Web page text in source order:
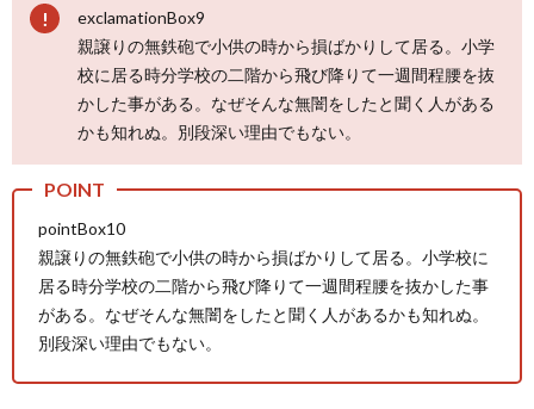
exclamationBox9
親譲りの無鉄砲で小供の時から損ばかりして居る。小学
校に居る時分学校の二階から飛び降りて一週間程腰を抜
かした事がある。なぜそんな無闇をしたと聞く人がある
かも知れぬ。別段深い理由でもない。
pointBox10
親譲りの無鉄砲で小供の時から損ばかりして居る。小学校に
居る時分学校の二階から飛び降りて一週間程腰を抜かした事
がある。なぜそんな無闇をしたと聞く人があるかも知れぬ。
別段深い理由でもない。